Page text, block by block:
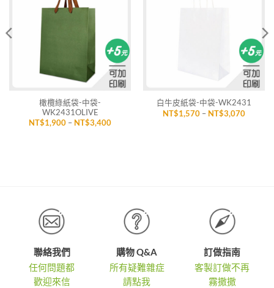
橄欖綠紙袋-中袋-
WK2431OLIVE
NT$1,900 – NT$3,400價
白牛皮紙袋-中袋-WK2431
NT$1,570 – NT$3,070價
聯絡我們
任何問題都
歡迎來信
購物 Q&A
所有疑難雜症
請點我
訂做指南
客製訂做不再
霧撒撒